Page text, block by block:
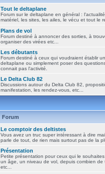
Tout le deltaplane
Forum sur le deltaplane en général :
matériel, les sites, les ailes, le vécu et tout le
Plans de vol
Forum destiné à annoncer des sorties, à
organiser des virées etc...
Les débutants
Forum destiné à ceux qui voudraient établir
deltaplane ou simplement poser des
connait pas l'activité.
Le Delta Club 82
Discussions autour du Delta Club 82,
manifestation, les rendez-vous, etc...
Forum
Le comptoir des deltistes
Vous avez un truc super intéressant à dire
parle de tout, de rien mais surtout pas de la
Présentation
Petite présentation pour ceux qui le
un âge, un niveau de vol, depuis combien de
etc...